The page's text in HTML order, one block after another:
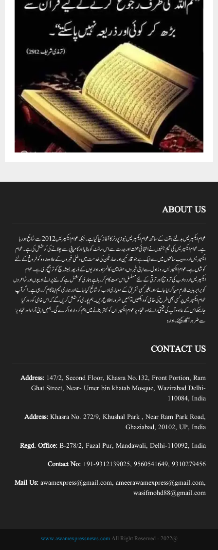
ABOUT US
عوام ایکسپریس بدلتے وقت کے ساتھ عوام ایکسپریس نیوز پورٹر کا آغاز کیا گیا ہے۔جبکہ عوام ایکسپریس 2012سے شائع ہورہا
ہے۔ عوام ایکسپریس کی ٹیم جنہوں نے انتہائی محنت اور جدت سے اس سائٹ کو بنایا اور کامیابی سے چلانے کی کوشش کی ہے۔عوام
ایکسپریس اردو ویب سائٹوں میں سے ایک ہے جو قارئین اور صارفین کی خدمت میں وطنی خبروں کے علاوہ اردو کو فروغ کے لئے
کوشاں ہے۔عوام ایکسپریس روز اول سے اپنی خبروں ،مضامین ،کالمز اور اداریوں کے ذریعہ ہمیشہ سچ کو ترجیح دی ہے۔عوام
ایکسپریس اردو ادب کی ترویج اور ترقی کے لئے مسلسل اس سمت کام کر رہا ہے ہماری کوشش ہے کہ نئے پرانے ادیبوں اور شاعروں
کو برابر پلیٹ فارم مہیا کرایا جائے،اور بغیر کسی تفریق کے معیاری ادب کو شائع کیا جائے اور ہماری ٹیم اپنا کام کر رہی ہے۔اگر آپ
عوام ایکسپریس پر کسی بھی طرح کی خامی کو دیکھیں تو ہمیں ضرور اطلاع دیں۔ہم پوری کوشش کریں گے کہ اس خامی کو دور کیا
جاسکے اس کے علاوہ آپ کی قیمتی رائے اور تجاویز عوام ایکسپریس کو بہتر بنانے میں اہم کردار اداکرے گی۔ہمیں اپنی آراءاور تجاویز
سے ضرور آگاہ کیجئے۔ ادارہ
CONTACT US
Address: 147/2, Second Floor, Khasra No.132, Front Portion, Ram
Ghat Street, Near- Umer bin khatab Mosque, Wazirabad Delhi-
110084, India
Address: Khasra No. 272/9, Khushal Park , Near Ram Park Road,
Ghaziabad, 20102, UP, India
Regd. Office: B-278/2, Fazal Pur, Mandawali, Delhi-110092, India
Contact No: +91-9312139025, 9560541649, 9310279456
Mail Us: awamexpress@gmail.com, ameerawamexpress@gmail.com,
wasifmohd88@gmail.com
@2022 -
www.awamexpressnews.comAll Right Reserved